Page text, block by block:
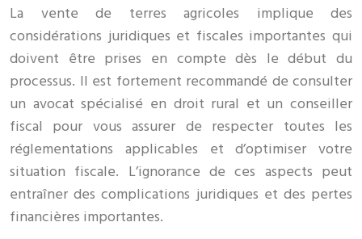
La vente de terres agricoles implique des
considérations juridiques et fiscales importantes qui
doivent être prises en compte dès le début du
processus. Il est fortement recommandé de consulter
un avocat spécialisé en droit rural et un conseiller
fiscal pour vous assurer de respecter toutes les
réglementations applicables et d’optimiser votre
situation fiscale. L’ignorance de ces aspects peut
entraîner des complications juridiques et des pertes
financières importantes.